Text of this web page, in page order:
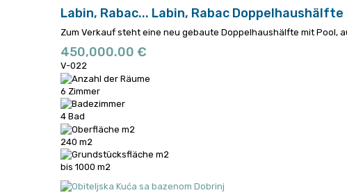
Labin, Rabac... Labin, Rabac Doppelhaushälfte
Zum Verkauf steht eine neu gebaute Doppelhaushälfte mit Pool,
450,000.00 €
V-022
6 Zimmer
4 Bad
240 m2
bis 1000 m2